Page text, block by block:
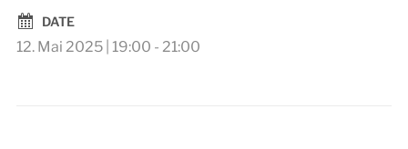
DATE
12. Mai 2025 | 19:00 - 21:00